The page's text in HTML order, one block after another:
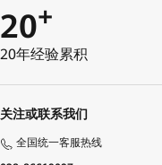
20+
20年经验累积
关注或联系我们
全国统一客服热线